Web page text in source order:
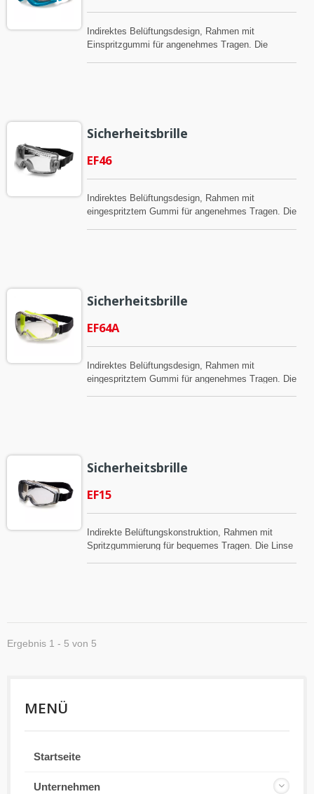
Indirektes Belüftungsdesign, Rahmen mit
Einspritzgummi für angenehmes Tragen. Die
Sicherheitsbrille
EF46
Indirektes Belüftungsdesign, Rahmen mit
eingespritztem Gummi für angenehmes Tragen. Die
Sicherheitsbrille
EF64A
Indirektes Belüftungsdesign, Rahmen mit
eingespritztem Gummi für angenehmes Tragen. Die
Sicherheitsbrille
EF15
Indirekte Belüftungskonstruktion, Rahmen mit
Spritzgummierung für bequemes Tragen. Die Linse
Ergebnis 1 - 5 von 5
MENÜ
Startseite
Unternehmen